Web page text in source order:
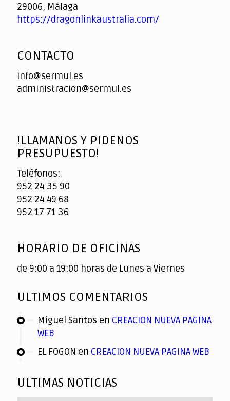
29006, Málaga
https://dragonlinkaustralia.com/
CONTACTO
info@sermul.es
administracion@sermul.es
!LLAMANOS Y PIDENOS
PRESUPUESTO!
Teléfonos:
952 24 35 90
952 24 49 68
952 17 71 36
HORARIO DE OFICINAS
de 9:00 a 19:00 horas de Lunes a Viernes
ULTIMOS COMENTARIOS
Miguel Santos en CREACION NUEVA PAGINA
WEB
EL FOGON en CREACION NUEVA PAGINA WEB
ULTIMAS NOTICIAS